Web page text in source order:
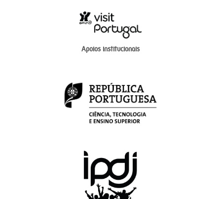
Apoios institucionais